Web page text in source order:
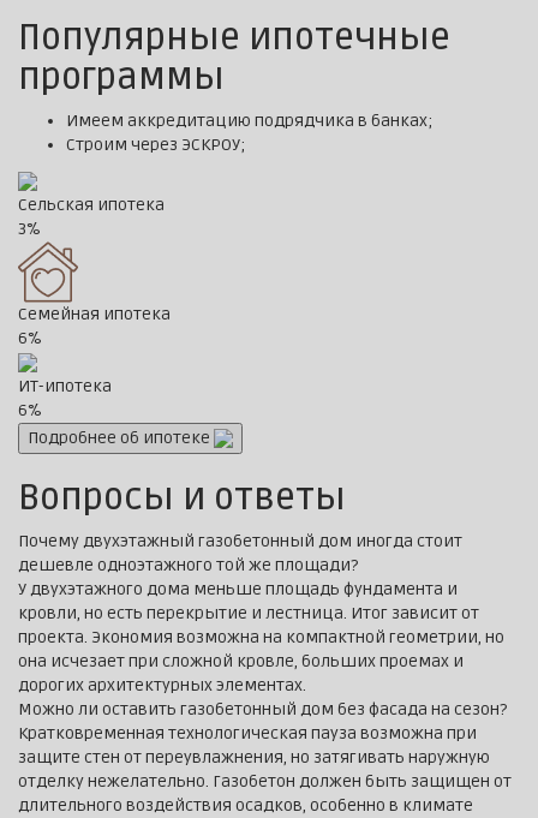
Популярные ипотечные
программы
Имеем аккредитацию подрядчика в банках;
Строим через ЭСКРОУ;
Сельская ипотека
3%
Семейная ипотека
6%
ИТ-ипотека
6%
Подробнее об ипотеке
Вопросы и ответы
Почему двухэтажный газобетонный дом иногда стоит
дешевле одноэтажного той же площади?
У двухэтажного дома меньше площадь фундамента и
кровли, но есть перекрытие и лестница. Итог зависит от
проекта. Экономия возможна на компактной геометрии, но
она исчезает при сложной кровле, больших проемах и
дорогих архитектурных элементах.
Можно ли оставить газобетонный дом без фасада на сезон?
Кратковременная технологическая пауза возможна при
защите стен от переувлажнения, но затягивать наружную
отделку нежелательно. Газобетон должен быть защищен от
длительного воздействия осадков, особенно в климате